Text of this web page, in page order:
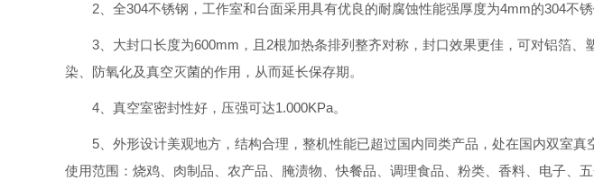
2、全304不锈钢，工作室和台面采用具有优良的耐腐蚀性能强厚度为4mm的304不
3、大封口长度为600mm，且2根加热条排列整齐对称，封口效果更佳，可对铝箔
染、防氧化及真空灭菌的作用，从而延长保存期。
4 、真空室密封性好，压强可达1.000KPa。
5、外形设计美观地方，结构合理，整机性能已超过国内同类产品，处在国内双室真
使用范围：烧鸡、肉制品、农产品、腌渍物、快餐品、调理食品、粉类、香料、电子